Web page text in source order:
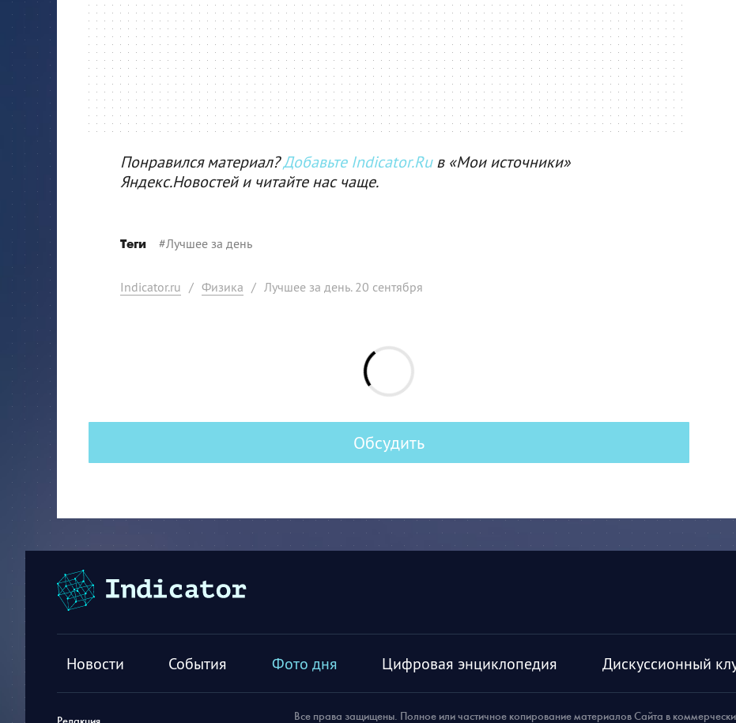
Понравился материал?Добавьте Indicator.Ruв «Мои источники»
Яндекс.Новостей и читайте нас чаще.
Теги #Лучшее за день
Indicator.ru / Физика / Лучшее за день. 20 сентября
Обсудить
Новости События Фото дня Цифровая энциклопедия Дискуссионный
Все права защищены. Полное или частичное копирование материалов Сайта в